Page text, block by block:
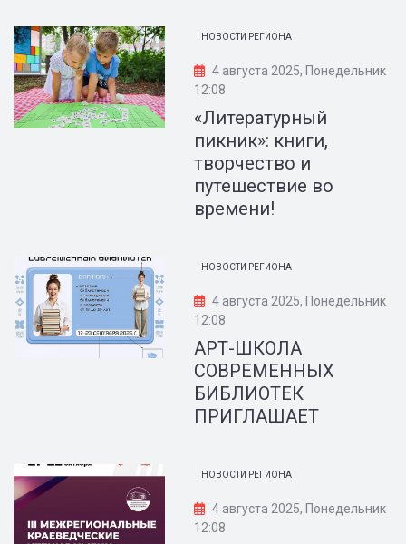
НОВОСТИ РЕГИОНА
4 августа 2025, Понедельник
12:08
«Литературный
пикник»: книги,
творчество и
путешествие во
времени!
НОВОСТИ РЕГИОНА
4 августа 2025, Понедельник
12:08
АРТ-ШКОЛА
СОВРЕМЕННЫХ
БИБЛИОТЕК
ПРИГЛАШАЕТ
НОВОСТИ РЕГИОНА
4 августа 2025, Понедельник
12:08